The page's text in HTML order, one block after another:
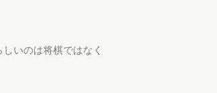
いのは将棋ではなく